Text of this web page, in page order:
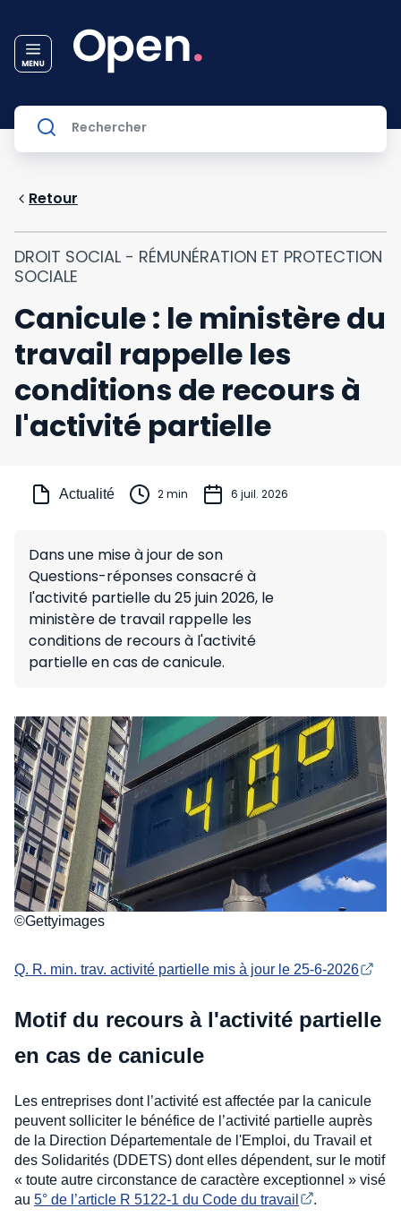
Retour
DROIT SOCIAL - RÉMUNÉRATION ET PROTECTION
SOCIALE
Canicule : le ministère du
travail rappelle les
conditions de recours à
l'activité partielle
Actualité 2 min 6 juil. 2026
Dans une mise à jour de son
Questions-réponses consacré à
l'activité partielle du 25 juin 2026, le
ministère de travail rappelle les
conditions de recours à l'activité
partielle en cas de canicule.
©Gettyimages
Q. R. min. trav. activité partielle mis à jour le 25-6-2026
Motif du recours à l'activité partielle
en cas de canicule
Les entreprises dont l’activité est affectée par la canicule
peuvent solliciter le bénéfice de l’activité partielle auprès
de la Direction Départementale de l'Emploi, du Travail et
des Solidarités (DDETS) dont elles dépendent, sur le motif
« toute autre circonstance de caractère exceptionnel » visé
au 5° de l’article R 5122-1 du Code du travail .